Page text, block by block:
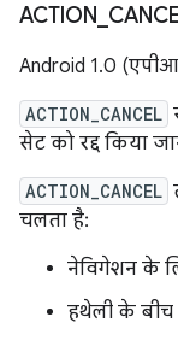
ACTION
Android 1.0
ACTION_CANCEL
सेट को रद्द किया
ACTION_CANCEL
चलता है:
नेविगेशन के
हथेली के बीच